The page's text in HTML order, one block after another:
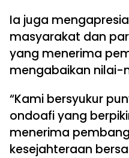
Ia juga
masyarakat dan
yang menerima
mengabaikan nilai-
“Kami bersyukur
ondoafi yang
menerima
kesejahteraan